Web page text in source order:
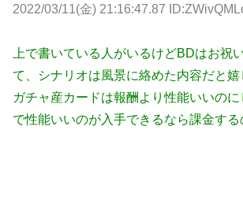
2022/03/11(金) 21:16:47.87
上で書いている人がいるけどBDはお祝
て、シナリオは風景に絡めた内容だと嬉
ガチャ産カードは報酬より性能いいの
で性能いいのが入手できるなら課金す